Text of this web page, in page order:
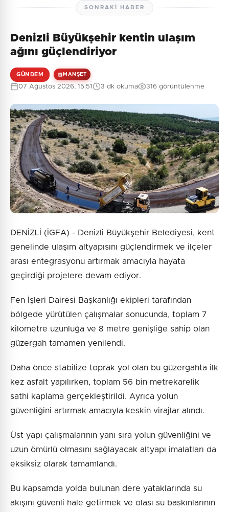
SONRAKI HABER
Denizli Büyükşehir kentin ulaşım
ağını güçlendiriyor
GÜNDEM MANŞET
07 Ağustos 2026, 15:51 3 dk okuma 316 görüntülenme
DENİZLİ (İGFA) - Denizli Büyükşehir Belediyesi, kent
genelinde ulaşım altyapısını güçlendirmek ve ilçeler
arası entegrasyonu artırmak amacıyla hayata
geçirdiği projelere devam ediyor.
Fen İşleri Dairesi Başkanlığı ekipleri tarafından
bölgede yürütülen çalışmalar sonucunda, toplam 7
kilometre uzunluğa ve 8 metre genişliğe sahip olan
güzergah tamamen yenilendi.
Daha önce stabilize toprak yol olan bu güzergahta ilk
kez asfalt yapılırken, toplam 56 bin metrekarelik
sathi kaplama gerçekleştirildi. Ayrıca yolun
güvenliğini artırmak amacıyla keskin virajlar alındı.
Üst yapı çalışmalarının yanı sıra yolun güvenliğini ve
uzun ömürlü olmasını sağlayacak altyapı imalatları da
eksiksiz olarak tamamlandı.
Bu kapsamda yolda bulunan dere yataklarında su
akışını güvenli hale getirmek ve olası su baskınlarının